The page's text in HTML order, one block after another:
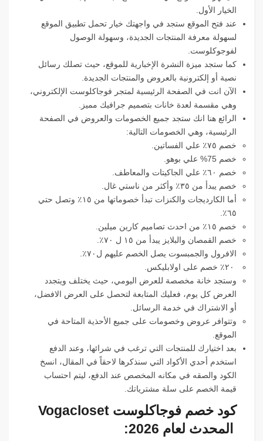
الخيار الأول.
عند فتح الموقع ستجد في واجهتك خيار تحمل تطبيق الموقع
لسهولة معرفة المنتجات الجديدة، وسهولة الوصول
لفوجوكلوست.
كما ستجد ميزة النشرة الإخبارية للموقع، حيث تصلك رسائل
نصية أو إلكترونية بالعروض والمنتجات الجديدة.
الآن انت في الصفحة الرئيسية لمتجر فوجاكلوست الإلكتروني،
وهي مقسمة لعدة خانات بتصميم جرافيك مميز.
الرائع هنا انك ستجد جميع الخصومات والعروض في الصفحة
الرئيسية، وهي الخصومات التالية:
خصم ٧٥٪ علي الفساتين.
خصم 75% علي بوهو.
خصم ٦٠٪ علي الجاكيتات والمعاطف.
خصم يبدأ من ٣٥٪ وأكثر من ناستي غال.
أما الكارديجات والكنزات تبدأ خصوماتها من ١٥٪ وتصل حتي
٦٥٪.
خصم ١٥٪ من احدث تصاميم كارين ميلين.
خصم القمصان والبلايز يبدأ من ١٥ ل ٧٠٪.
الافرول والجمبسوت يصل الخصم عليهم ل٧٠٪.
وستجد خانة مخصصة للعرض اليومي، حيث يختلف ويتجدد
العرض كل يوم، فعليك المتابعة لتحصل على العرض الافضل،
أو الاشتراك في خدمة الرسائل.
وتتوافر عروض وخصومات على جميع الأحذية المتاحة في
الموقع.
بعد اختيارك للمنتجات التي ترغب في شرائها، وعند الدفع
استخدم أحدي الأكواد التي سنذكرها لاحقاً في المقال، انسخ
الكود والصقه في مكانه المخصص عند الدفع، ليتم احتساب
قيمة الخصم على سلة مشترياتك.
كود خصم فوجاكلوست Vogacloset
المحدث لعام 2026: